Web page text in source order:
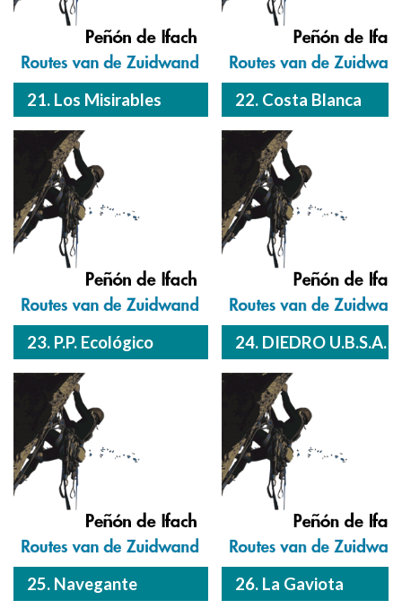
21. Los Misirables 22. Costa Blanca
23. P.P. Ecológico 24. DIEDRO U.B.S.A.
25. Navegante 26. La Gaviota